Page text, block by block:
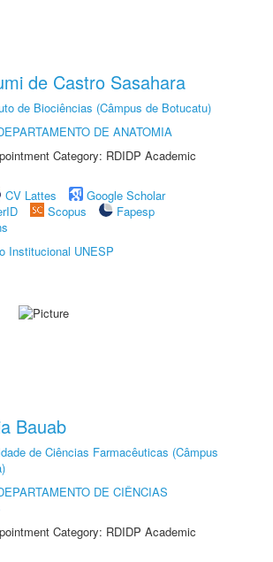
de Castro Sasahara
de Biociências (Câmpus de Botucatu)
DE ANATOMIA
Category: RDIDP Academic
CV Lattes
Google Scholar
Scopus
Fapesp
Institucional UNESP
Bauab
de Ciências Farmacêuticas (Câmpus
DE CIÊNCIAS
Category: RDIDP Academic